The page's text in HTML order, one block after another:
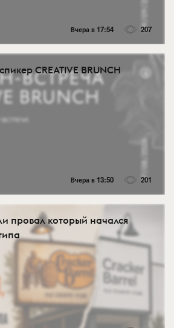
Вчера в 17:54 207
CREATIVE BRUNCH
Вчера в 13:50 201
провал который начался